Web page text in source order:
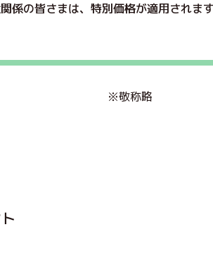
係の皆さまは、特別価格が適用されま
略